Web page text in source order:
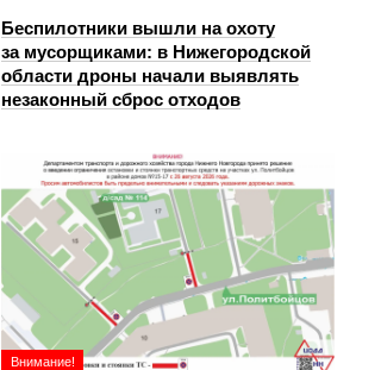
Беспилотники вышли на охоту
за мусорщиками: в Нижегородской
области дроны начали выявлять
незаконный сброс отходов
Внимание!